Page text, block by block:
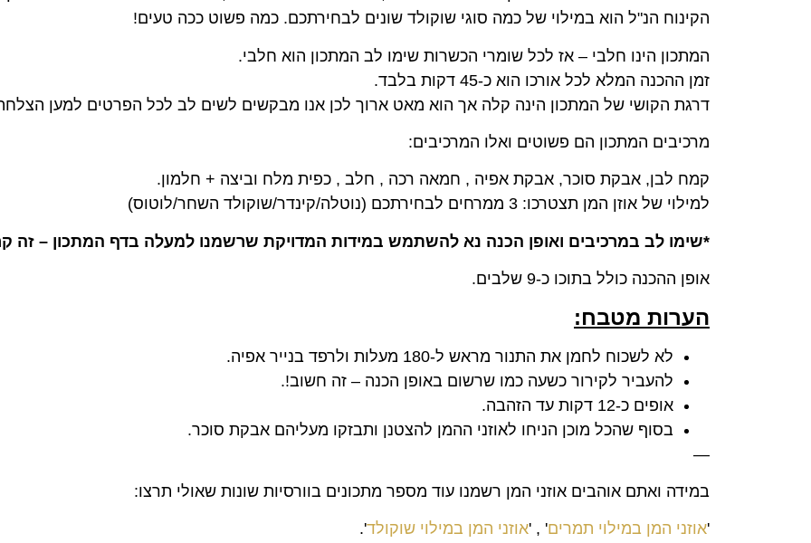
הקינוח הנ"ל הוא במילוי של כמה סוגי שוקולד שונים לבחירתכם. כמה פשוט ככה טעים!
המתכון הינו חלבי – אז לכל שומרי הכשרות שימו לב המתכון הוא חלבי.
זמן ההכנה המלא לכל אורכו הוא כ-45 דקות בלבד.
דרגת הקושי של המתכון הינה קלה אך הוא מאט ארוך לכן אנו מבקשים לשים לב לכל הפרטים למען
מרכיבים המתכון הם פשוטים ואלו המרכיבים:
קמח לבן, אבקת סוכר, אבקת אפיה , חמאה רכה , חלב , כפית מלח וביצה + חלמון.
למילוי של אוזן המן תצטרכו: 3 ממרחים לבחירתכם (נוטלה/קינדר/שוקולד השחר/לוטוס)
*שימו לב במרכיבים ואופן הכנה נא להשתמש במידות המדויקת שרשמנו למעלה בדף המתכון – זה
אופן ההכנה כולל בתוכו כ-9 שלבים.
הערות מטבח:
לא לשכוח לחמן את התנור מראש ל-180 מעלות ולרפד בנייר אפיה.
להעביר לקירור כשעה כמו שרשום באופן הכנה – זה חשוב!.
אופים כ-12 דקות עד הזהבה.
בסוף שהכל מוכן הניחו לאוזני ההמן להצטנן ותבזקו מעליהם אבקת סוכר.
—
במידה ואתם אוהבים אוזני המן רשמנו עוד מספר מתכונים בוורסיות שונות שאולי תרצו:
'אוזני המן במילוי תמרים' , 'אוזני המן במילוי שוקולד'.